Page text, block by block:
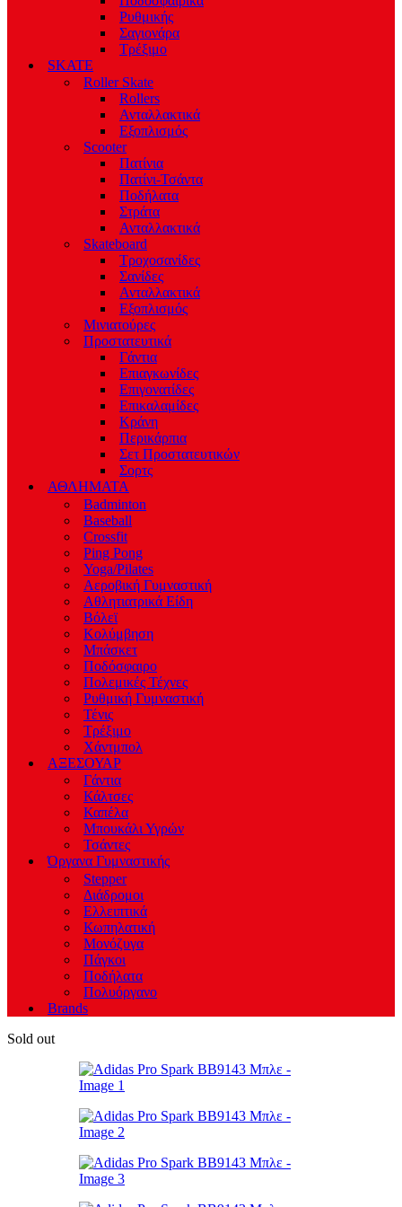
Ρυθμικής
Σαγιονάρα
Τρέξιμο
SKATE
Roller Skate
Rollers
Ανταλλακτικά
Εξοπλισμός
Scooter
Πατίνια
Πατίνι-Τσάντα
Ποδήλατα
Στράτα
Ανταλλακτικά
Skateboard
Τροχοσανίδες
Σανίδες
Ανταλλακτικά
Εξοπλισμός
Μινιατούρες
Προστατευτικά
Γάντια
Επιαγκωνίδες
Επιγονατίδες
Επικαλαμίδες
Κράνη
Περικάρπια
Σετ Προστατευτικών
Σορτς
ΑΘΛΗΜΑΤΑ
Badminton
Baseball
Crossfit
Ping Pong
Yoga/Pilates
Αεροβική Γυμναστική
Αθλητιατρικά Είδη
Βόλεϊ
Κολύμβηση
Μπάσκετ
Ποδόσφαιρο
Πολεμικές Τέχνες
Ρυθμική Γυμναστική
Τένις
Τρέξιμο
Χάντμπολ
ΑΞΕΣΟΥΑΡ
Γάντια
Κάλτσες
Καπέλα
Μπουκάλι Υγρών
Τσάντες
Όργανα Γυμναστικής
Stepper
Διάδρομοι
Ελλειπτικά
Κωπηλατική
Μονόζυγα
Πάγκοι
Ποδήλατα
Πολυόργανο
Brands
Sold out